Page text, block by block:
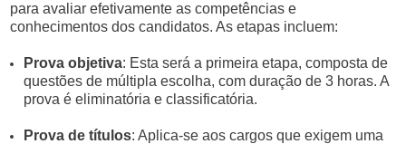
para avaliar efetivamente as competências e
conhecimentos dos candidatos. As etapas incluem:
Prova objetiva: Esta será a primeira etapa, composta de
questões de múltipla escolha, com duração de 3 horas. A
prova é eliminatória e classificatória.
Prova de títulos: Aplica-se aos cargos que exigem uma